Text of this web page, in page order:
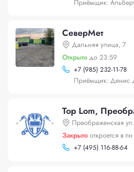
Приёмщик:
СеверМет
Дальняя улица, 7
Открыто до 23:59
+7 (985) 232-11-78
Приёмщик: Денис
Top Lom,
Преображенская
Закрыто откроется в
+7 (495) 116-88-64